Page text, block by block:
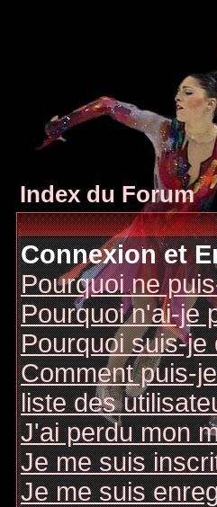
Index du Forum
Connexion et
Pourquoi ne
Pourquoi n'ai-je
Pourquoi suis-je
Comment puis-
liste des
J'ai perdu mon
Je me suis
Je me suis